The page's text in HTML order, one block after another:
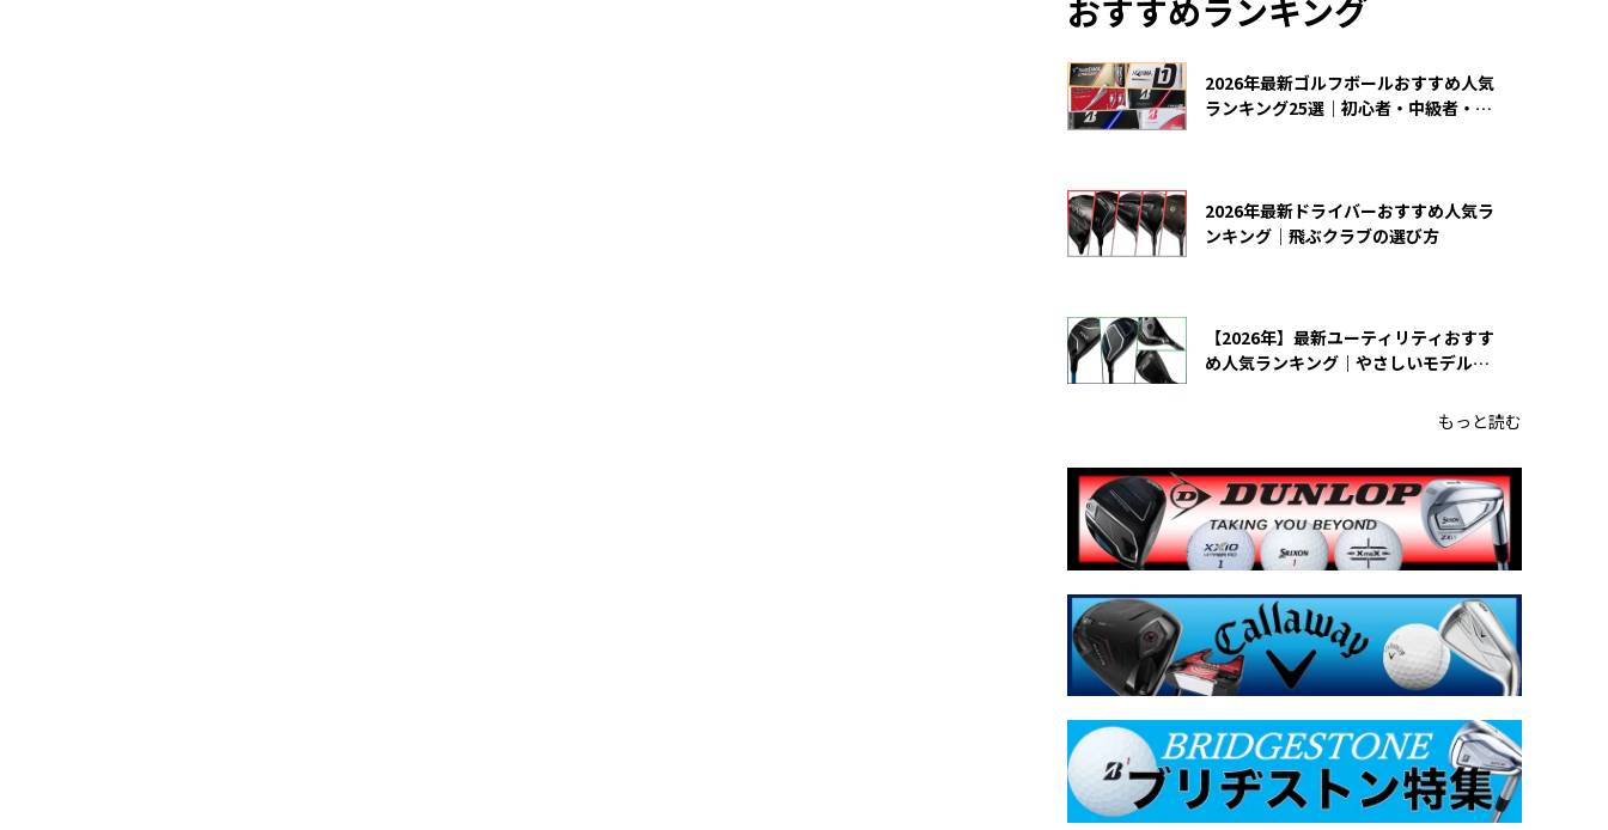
おすすめランキング
2026年最新ゴルフボールおすすめ人気
ランキング25選｜初心者・中級者・上
2026年最新ドライバーおすすめ人気ラ
ンキング｜飛ぶクラブの選び方
【2026年】最新ユーティリティおすす
め人気ランキング｜やさしいモデルの
もっと読む